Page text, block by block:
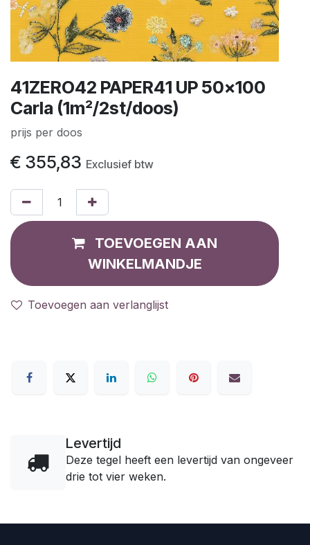
41ZERO42 PAPER41 UP 50x100
Carla (1m²/2st/doos)
prijs per doos
€ 355,83 Exclusief btw
TOEVOEGEN AAN
WINKELMANDJE
Toevoegen aan verlanglijst
Levertijd
Deze tegel heeft een levertijd van ongeveer
drie tot vier weken.